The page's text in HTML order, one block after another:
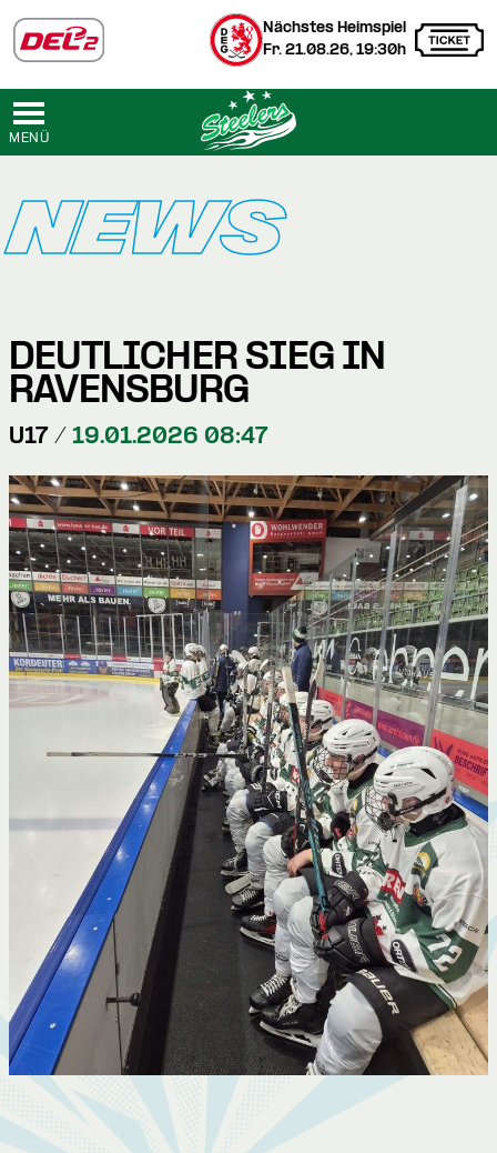
Nächstes Heimspiel
Fr. 21.08.26, 19:30h
MENÜ
NEWS
DEUTLICHER SIEG IN
RAVENSBURG
U17 / 19.01.2026 08:47